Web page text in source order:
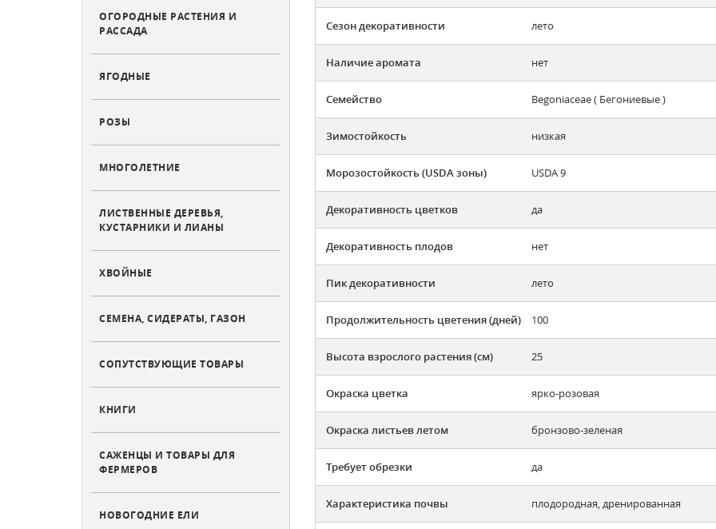
ОГОРОДНЫЕ РАСТЕНИЯ И
РАССАДА
ЯГОДНЫЕ
РОЗЫ
МНОГОЛЕТНИЕ
ЛИСТВЕННЫЕ ДЕРЕВЬЯ,
КУСТАРНИКИ И ЛИАНЫ
ХВОЙНЫЕ
СЕМЕНА, СИДЕРАТЫ, ГАЗОН
СОПУТСТВУЮЩИЕ ТОВАРЫ
КНИГИ
САЖЕНЦЫ И ТОВАРЫ ДЛЯ
ФЕРМЕРОВ
НОВОГОДНИЕ ЕЛИ
Сезон декоративности лето
Наличие аромата нет
Семейство Begoniaceae ( Бегониевые )
Зимостойкость низкая
Морозостойкость (USDA зоны) USDA 9
Декоративность цветков да
Декоративность плодов нет
Пик декоративности лето
Продолжительность цветения (дней) 100
Высота взрослого растения (см) 25
Окраска цветка ярко-розовая
Окраска листьев летом бронзово-зеленая
Требует обрезки да
Характеристика почвы плодородная, дренированная